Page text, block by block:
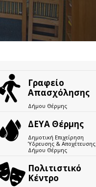
Γραφείο
Απασχόλησης
Δήμου Θέρμης
ΔΕΥΑ Θέρμης
Δημοτική Επιχείρηση
Ύδρευσης & Αποχέτευσης
Δήμου Θέρμης
Πολιτιστικό
Κέντρο